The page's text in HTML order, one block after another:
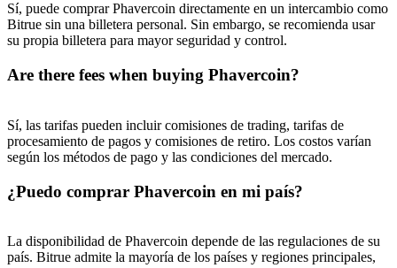
BTC Flexible Staking | Daily Rewards
Gana premios y recompensas exclusivas
Sí, puede comprar Phavercoin directamente en un intercambio como
Bitrue sin una billetera personal. Sin embargo, se recomienda usar
su propia billetera para mayor seguridad y control.
Are there fees when buying Phavercoin?
Sí, las tarifas pueden incluir comisiones de trading, tarifas de
procesamiento de pagos y comisiones de retiro. Los costos varían
según los métodos de pago y las condiciones del mercado.
¿Puedo comprar Phavercoin en mi país?
La disponibilidad de Phavercoin depende de las regulaciones de su
país. Bitrue admite la mayoría de los países y regiones principales,